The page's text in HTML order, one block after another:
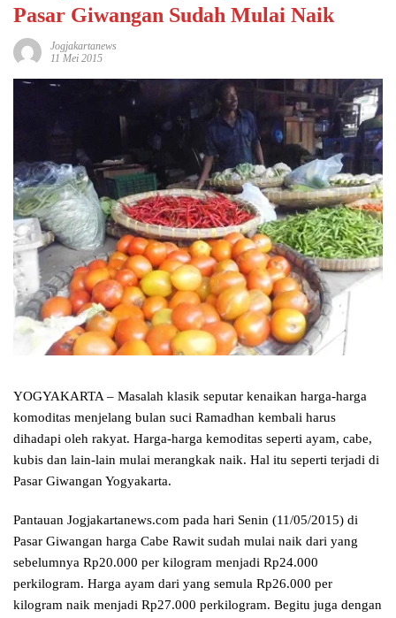
Pasar Giwangan Sudah Mulai Naik
Jogjakartanews
11 Mei 2015
YOGYAKARTA – Masalah klasik seputar kenaikan harga-harga
komoditas menjelang bulan suci Ramadhan kembali harus
dihadapi oleh rakyat. Harga-harga kemoditas seperti ayam, cabe,
kubis dan lain-lain mulai merangkak naik. Hal itu seperti terjadi di
Pasar Giwangan Yogyakarta.
Pantauan Jogjakartanews.com pada hari Senin (11/05/2015) di
Pasar Giwangan harga Cabe Rawit sudah mulai naik dari yang
sebelumnya Rp20.000 per kilogram menjadi Rp24.000
perkilogram. Harga ayam dari yang semula Rp26.000 per
kilogram naik menjadi Rp27.000 perkilogram. Begitu juga dengan